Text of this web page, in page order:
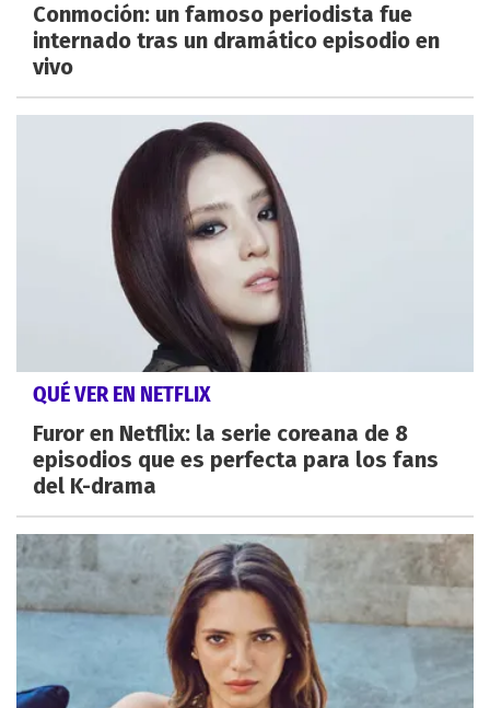
Conmoción: un famoso periodista fue
internado tras un dramático episodio en
vivo
QUÉ VER EN NETFLIX
Furor en Netflix: la serie coreana de 8
episodios que es perfecta para los fans
del K-drama